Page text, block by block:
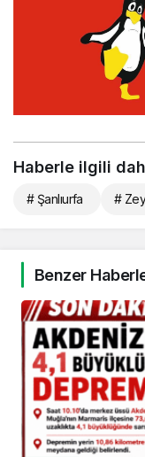
Haberle ilgili
# Şanlıurfa #
Benzer